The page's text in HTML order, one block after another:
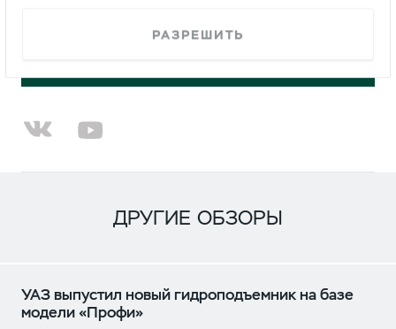
РАССКАЗАТЬ
ДРУГИЕ ОБЗОРЫ
УАЗ выпустил новый гидроподъемник на базе
модели «Профи»
РАЗРЕШИТЬ